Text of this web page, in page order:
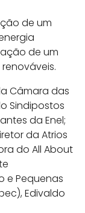
de um
de um
Câmara das
Sindipostos
da Enel;
da Atrios
do All About
e Pequenas
Edivaldo